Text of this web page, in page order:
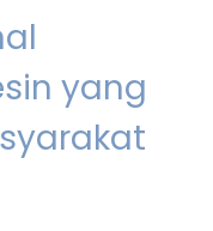
yang